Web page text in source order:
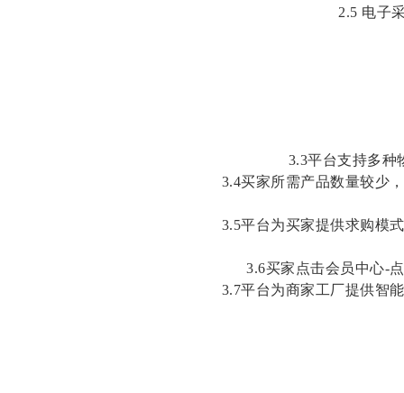
2.5 电子
3.3平台支持多种
3.4买家所需产品数量较少
3.5平台为买家提供求购模
3.6买家点击会员中心-
3.7平台为商家工厂提供智